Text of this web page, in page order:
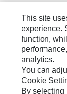
Mes Préférences
Plan Du Site
Cookie Settings
Légales
This site
experience.
function,
analytics.
You can
Cookie
By selecting